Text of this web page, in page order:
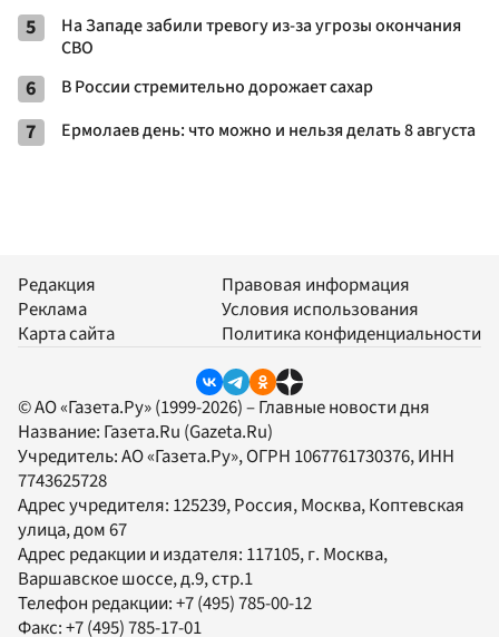
5
На Западе забили тревогу из-за угрозы окончания
СВО
6 В России стремительно дорожает сахар
7 Ермолаев день: что можно и нельзя делать 8 августа
Редакция
Реклама
Карта сайта
Правовая информация
Условия использования
Политика конфиденциальности
© АО «Газета.Ру» (1999-2026) – Главные новости дня
Название: Газета.Ru (Gazeta.Ru)
Учредитель:АО «Газета.Ру», ОГРН 1067761730376, ИНН
7743625728
Адрес учредителя: 125239, Россия, Москва, Коптевская
улица, дом 67
Адрес редакции и издателя: 117105, г. Москва,
Варшавское шоссе, д.9, стр.1
Телефон редакции:+7 (495) 785-00-12
Факс:+7 (495) 785-17-01